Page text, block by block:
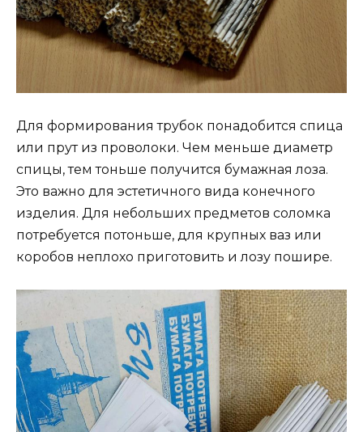
Для формирования трубок понадобится спица
или прут из проволоки. Чем меньше диаметр
спицы, тем тоньше получится бумажная лоза.
Это важно для эстетичного вида конечного
изделия. Для небольших предметов соломка
потребуется потоньше, для крупных ваз или
коробов неплохо приготовить и лозу пошире.